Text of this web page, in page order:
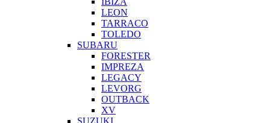
LEON
TARRACO
TOLEDO
SUBARU
FORESTER
IMPREZA
LEGACY
LEVORG
OUTBACK
XV
SUZUKI